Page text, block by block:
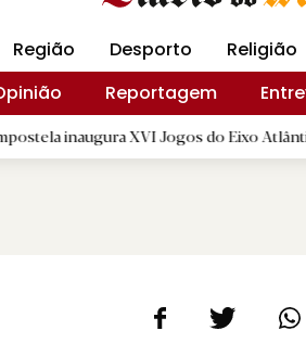
Região Desporto Religião
Reportagem
XVI Jogos do Eixo Atlântico com mais